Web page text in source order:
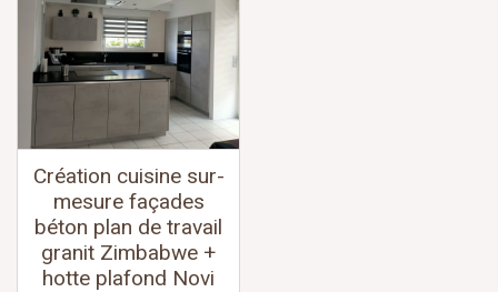
Création cuisine sur-
mesure façades
béton plan de travail
granit Zimbabwe +
hotte plafond Novi